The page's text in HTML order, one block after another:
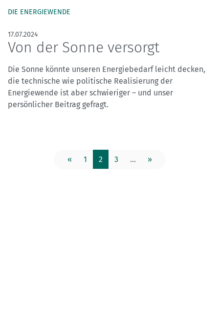
DIE ENERGIEWENDE
17.07.2024
Von der Sonne versorgt
Die Sonne könnte unseren Energiebedarf leicht decken,
die technische wie politische Realisierung der
Energiewende ist aber schwieriger – und unser
persönlicher Beitrag gefragt.
« 1 2 3 ... »